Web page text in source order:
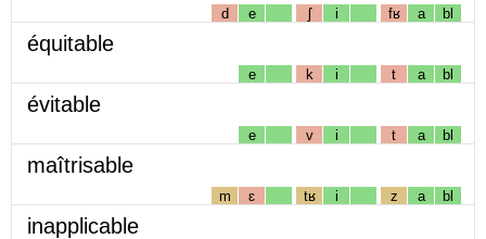
d e ʃ i fʁ a bl
équitable
e k i t a bl
évitable
e v i t a bl
maîtrisable
m ɛ tʁ i z a bl
inapplicable